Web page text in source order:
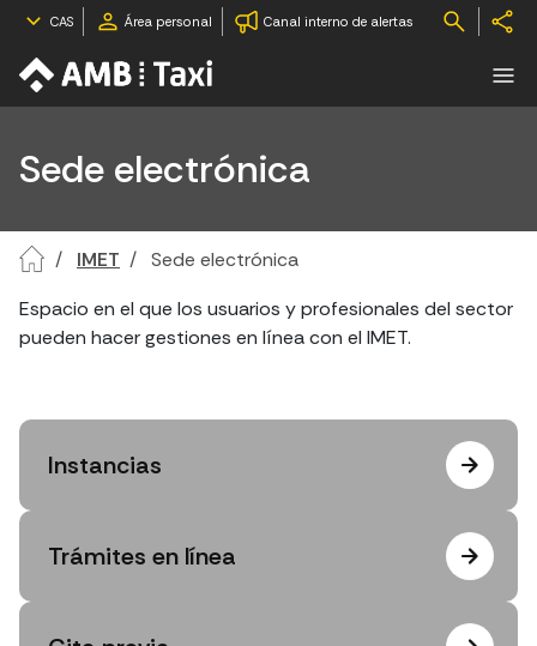
CAS Área personal Canal interno de alertas
Sede electrónica
IMET
Sede electrónica
Espacio en el que los usuarios y profesionales del sector
pueden hacer gestiones en línea con el IMET.
Instancias
Trámites en línea